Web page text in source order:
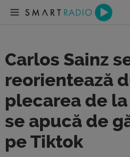
Carlos Sainz
reorientează
plecarea de
se apucă de
pe Tiktok